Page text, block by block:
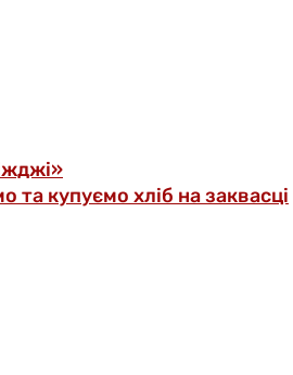
та купуємо хліб на заквасці